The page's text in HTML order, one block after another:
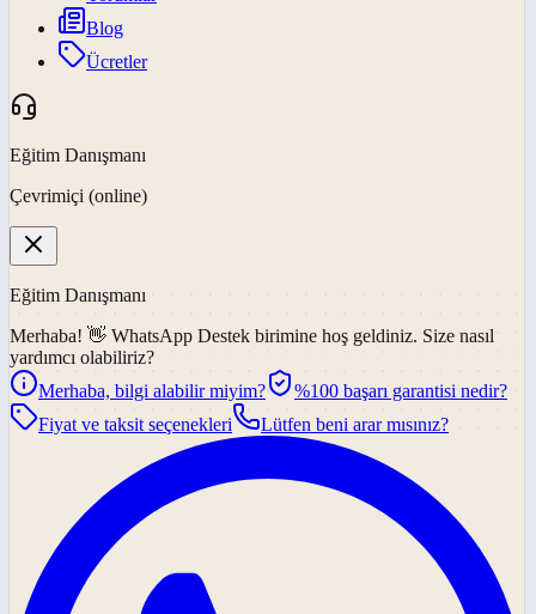
Blog
Ücretler
Eğitim Danışmanı
Çevrimiçi (online)
Eğitim Danışmanı
Merhaba! 👋 WhatsApp Destek birimine hoş geldiniz. Size nasıl
yardımcı olabiliriz?
Merhaba, bilgi alabilir miyim?
%100 başarı garantisi nedir?
Fiyat ve taksit seçenekleri
Lütfen beni arar mısınız?